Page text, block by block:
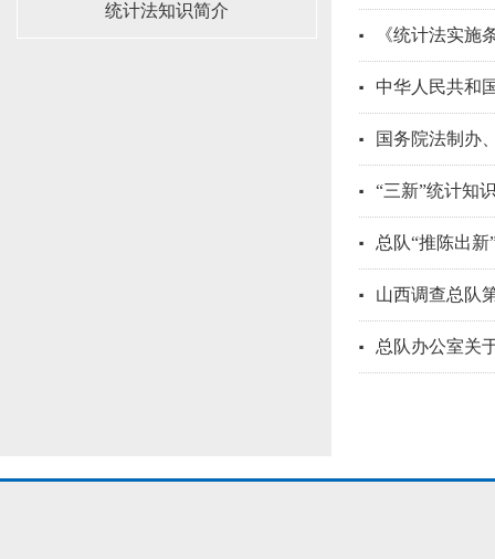
统计法知识简介
《统计法实施
中华人民共和
国务院法制办
“三新”统计知
总队“推陈出
山西调查总队
总队办公室关